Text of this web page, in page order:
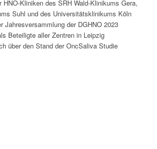
HNO-Kliniken des SRH Wald-Klinikums Gera,
Suhl und des Universitätsklinikums Köln
Jahresversammlung der DGHNO 2023
Beteiligte aller Zentren in Leipzig
über den Stand der OncSaliva Studie